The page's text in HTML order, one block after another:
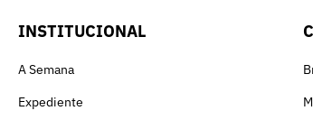
INSTITUCIONAL
A Semana
Expediente